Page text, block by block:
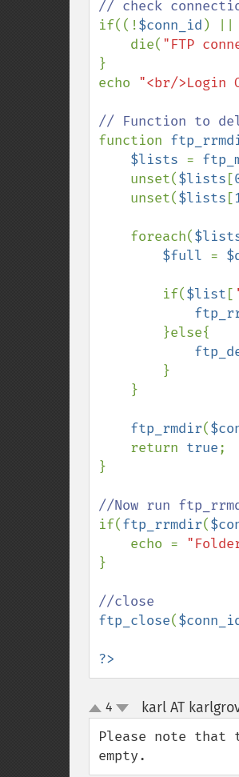
if((!$conn_id ) ||
    die(
"FTP
}
echo "<br/>Login
function
$lists =
    unset(
$lists [
    unset(
$lists [
    foreach(
$full =
        if(
$list [
ftp_rmdir(
    return
true;
}
if(ftp_rrmdir(
    echo =
}
ftp_close(
?>
up
down
4 karl AT
Please note
empty.